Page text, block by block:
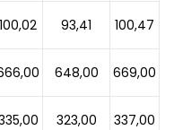
100,02 93,41 100,47
648,00 669,00
323,00 337,00